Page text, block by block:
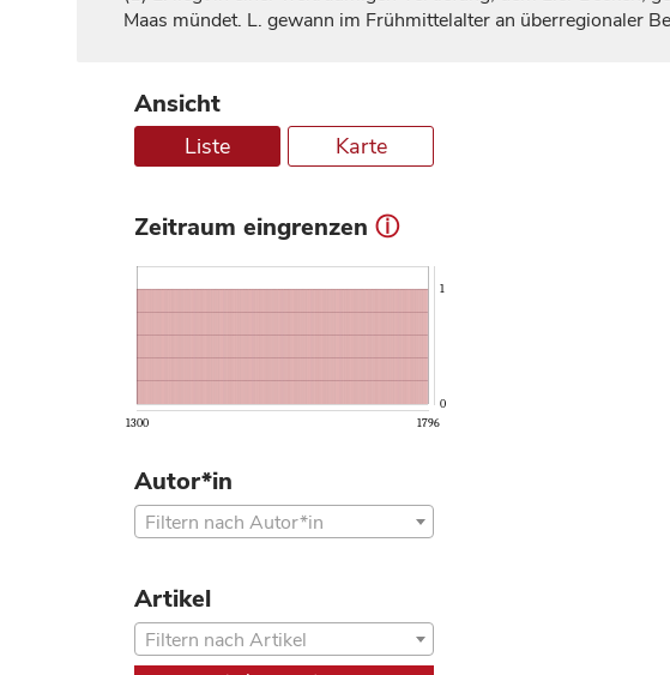
Maas mündet. L. gewann im Frühmittelalter an überregionaler
Ansicht
Liste Karte
Zeitraum eingrenzen ⓘ
1300 1796
0
1
Autor*in
Filtern nach Autor*in
Artikel
Filtern nach Artikel